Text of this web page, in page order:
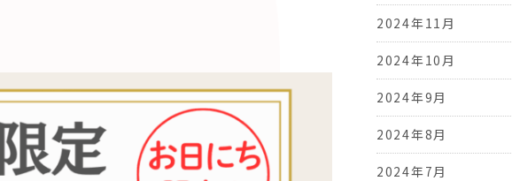
2024年11月
2024年10月
2024年9月
2024年8月
2024年7月